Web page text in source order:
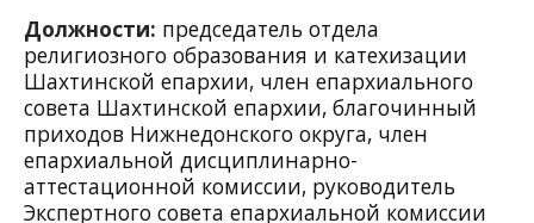
Должности: председатель отдела
религиозного образования и катехизации
Шахтинской епархии, член епархиального
совета Шахтинской епархии, благочинный
приходов Нижнедонского округа, член
епархиальной дисциплинарно-
аттестационной комиссии, руководитель
Экспертного совета епархиальной комиссии